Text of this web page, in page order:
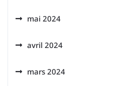
mai 2024
avril 2024
mars 2024